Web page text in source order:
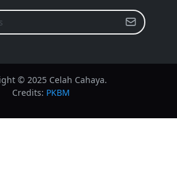
© 2025 Celah Cahaya.
Credits: PKBM